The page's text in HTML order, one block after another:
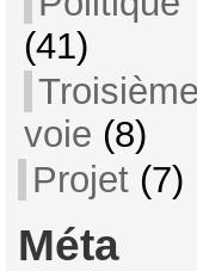
(41)
Troisième
voie (8)
Projet(7)
Méta